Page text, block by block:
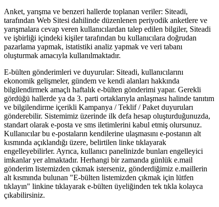
Anket, yarışma ve benzeri hallerde toplanan veriler: Siteadi,
tarafından Web Sitesi dahilinde düzenlenen periyodik anketlere ve
yarışmalara cevap veren kullanıcılardan talep edilen bilgiler, Siteadi
ve işbirliği içindeki kişiler tarafından bu kullanıcılara doğrudan
pazarlama yapmak, istatistiki analiz yapmak ve veri tabanı
oluşturmak amacıyla kullanılmaktadır.
E-bülten gönderimleri ve duyurular: Siteadi, kullanıcılarını
ekonomik gelişmeler, gündem ve kendi alanları hakkında
bilgilendirmek amaçlı haftalık e-bülten gönderimi yapar. Gerekli
gördüğü hallerde ya da 3. parti ortaklarıyla anlaşması halinde tanıtım
ve bilgilendirme içerikli Kampanya / Teklif / Paket duyuruları
gönderebilir. Sistemimiz üzerinde ilk defa hesap oluşturduğunuzda,
standart olarak e-posta ve sms iletimlerini kabul etmiş olursunuz.
Kullanıcılar bu e-postaların kendilerine ulaşmasını e-postanın alt
kısmında açıklandığı üzere, belirtilen linke tıklayarak
engelleyebilirler. Ayrıca, kullanıcı panelinizde bunları engelleyici
imkanlar yer almaktadır. Herhangi bir zamanda günlük e.mail
gönderim listemizden çıkmak isterseniz, gönderdiğimiz e.maillerin
alt kısmında bulunan "E-bülten listemizden çıkmak için lütfen
tıklayın" linkine tıklayarak e-bülten üyeliğinden tek tıkla kolayca
çıkabilirsiniz.